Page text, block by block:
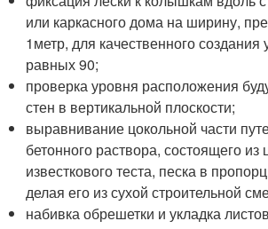
или каркасного дома на ширину,
1метр, для качественного создания
равных 90;
проверка уровня расположения
стен в вертикальной плоскости;
выравнивание цокольной части
бетонного раствора, состоящего из
известкового теста, песка в
делая его из сухой строительной
набивка обрешетки и укладка